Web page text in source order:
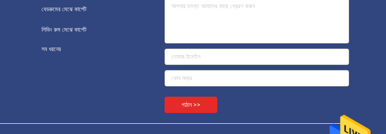
বেডরুমের মেঝে কার্পেট
লিভিং রুম মেঝে কার্পেট
সব ধরনের
পাঠান >>